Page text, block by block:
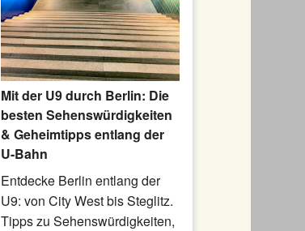
Mit der U9 durch Berlin: Die
besten Sehenswürdigkeiten
& Geheimtipps entlang der
U-Bahn
Entdecke Berlin entlang der
U9: von City West bis Steglitz.
Tipps zu Sehenswürdigkeiten,